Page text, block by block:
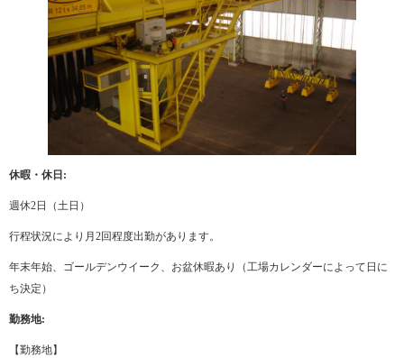
休暇・休日:
週休2日（土日）
行程状況により月2回程度出勤があります。
年末年始、ゴールデンウイーク、お盆休暇あり（工場カレンダーによって日に
ち決定）
勤務地:
【勤務地】